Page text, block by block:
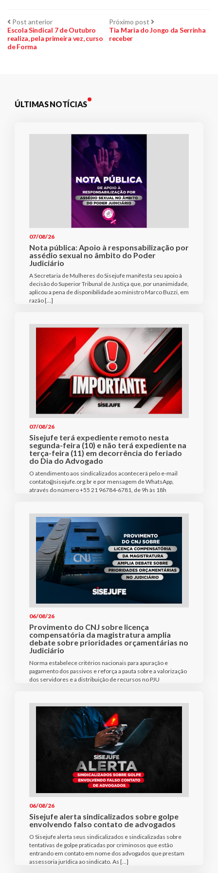
Navegação
de
Post anteriorPost
anterior:
Escola Sindical 7 de Outubro
realiza, pela primeira vez, curso
de Forma
Próximo post Próximo
post:
Tia Maria do Jongo da Serrinha
receber
ÚLTIMAS NOTÍCIAS
07/08/26
Nota pública: Apoio à responsabilização por
assédio sexual no âmbito do Poder
Judiciário
A Secretaria de Mulheres do Sisejufe manifesta seu apoio à
decisão do Superior Tribunal de Justiça que, por unanimidade,
aplicou a pena de disponibilidade ao ministro Marco Buzzi, em
razão […]
07/08/26
Sisejufe terá expediente remoto nesta
segunda-feira (10) e não terá expediente na
terça-feira (11) em decorrência do feriado
do Dia do Advogado
O atendimento aos sindicalizados acontecerá pelo e-mail
contato@sisejufe.org.br e por mensagem de WhatsApp,
através do número +55 21 96784-6781, de 9h às 18h
06/08/26
Provimento do CNJ sobre licença
compensatória da magistratura amplia
debate sobre prioridades orçamentárias no
Judiciário
Norma estabelece critérios nacionais para apuração e
pagamento dos passivos e reforça a pauta sobre a valorização
dos servidores e a distribuição de recursos no PJU
06/08/26
Sisejufe alerta sindicalizados sobre golpe
envolvendo falso contato de advogados
O Sisejufe alerta seus sindicalizados e sindicalizadas sobre
tentativas de golpe praticadas por criminosos que estão
entrando em contato em nome dos advogados que prestam
assessoria jurídica ao sindicato. As […]
Assistência Funeral
Pós-graduação